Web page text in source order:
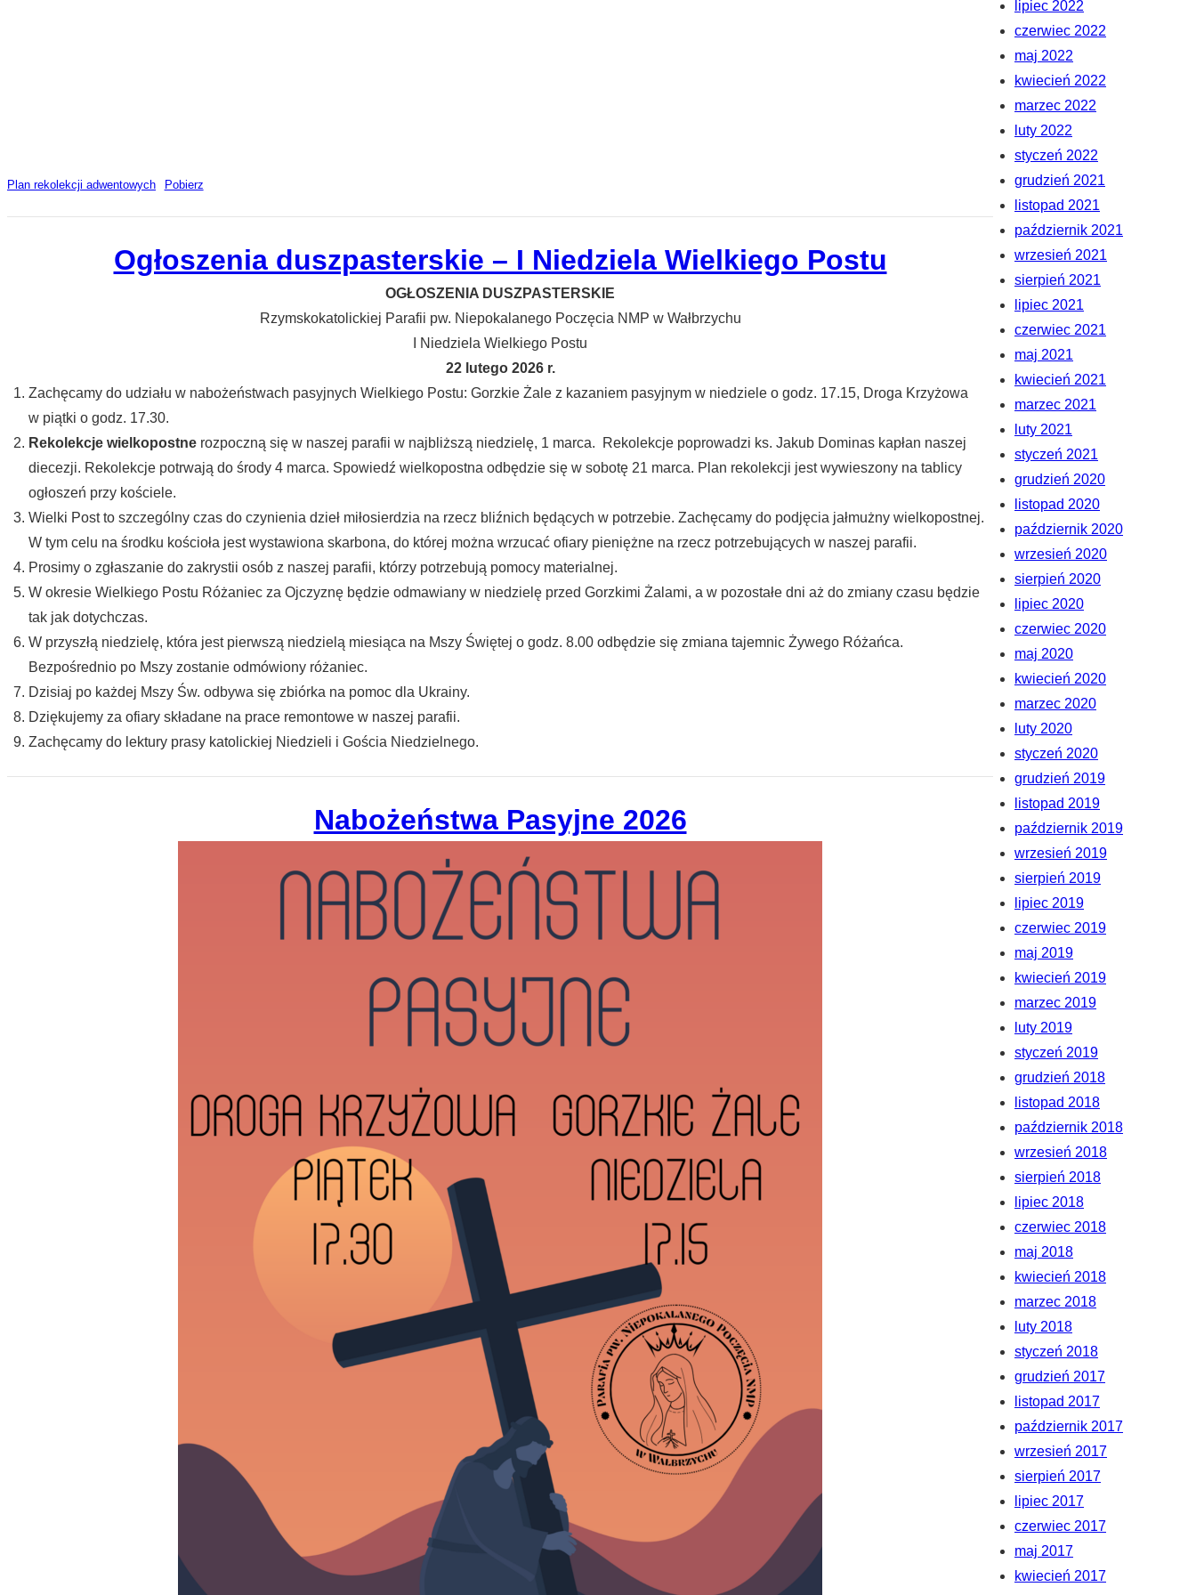
Plan rekolekcji adwentowych Pobierz
Ogłoszenia duszpasterskie – I Niedziela Wielkiego Postu
OGŁOSZENIA DUSZPASTERSKIE
Rzymskokatolickiej Parafii pw. Niepokalanego Poczęcia NMP w Wałbrzychu
I Niedziela Wielkiego Postu
22 lutego 2026 r.
Zachęcamy do udziału w nabożeństwach pasyjnych Wielkiego Postu: Gorzkie Żale z kazaniem pasyjnym w niedziele o godz. 17.15, Droga Krzyżowa
w piątki o godz. 17.30.
Rekolekcje wielkopostne rozpoczną się w naszej parafii w najbliższą niedzielę, 1 marca. Rekolekcje poprowadzi ks. Jakub Dominas kapłan naszej
diecezji. Rekolekcje potrwają do środy 4 marca. Spowiedź wielkopostna odbędzie się w sobotę 21 marca. Plan rekolekcji jest wywieszony na tablicy
ogłoszeń przy kościele.
Wielki Post to szczególny czas do czynienia dzieł miłosierdzia na rzecz bliźnich będących w potrzebie. Zachęcamy do podjęcia jałmużny wielkopostnej.
W tym celu na środku kościoła jest wystawiona skarbona, do której można wrzucać ofiary pieniężne na rzecz potrzebujących w naszej parafii.
Prosimy o zgłaszanie do zakrystii osób z naszej parafii, którzy potrzebują pomocy materialnej.
W okresie Wielkiego Postu Różaniec za Ojczyznę będzie odmawiany w niedzielę przed Gorzkimi Żalami, a w pozostałe dni aż do zmiany czasu będzie
tak jak dotychczas.
W przyszłą niedzielę, która jest pierwszą niedzielą miesiąca na Mszy Świętej o godz. 8.00 odbędzie się zmiana tajemnic Żywego Różańca.
Bezpośrednio po Mszy zostanie odmówiony różaniec.
Dzisiaj po każdej Mszy Św. odbywa się zbiórka na pomoc dla Ukrainy.
Dziękujemy za ofiary składane na prace remontowe w naszej parafii.
Zachęcamy do lektury prasy katolickiej Niedzieli i Gościa Niedzielnego.
Nabożeństwa Pasyjne 2026
lipiec 2022
czerwiec 2022
maj 2022
kwiecień 2022
marzec 2022
luty 2022
styczeń 2022
grudzień 2021
listopad 2021
październik 2021
wrzesień 2021
sierpień 2021
lipiec 2021
czerwiec 2021
maj 2021
kwiecień 2021
marzec 2021
luty 2021
styczeń 2021
grudzień 2020
listopad 2020
październik 2020
wrzesień 2020
sierpień 2020
lipiec 2020
czerwiec 2020
maj 2020
kwiecień 2020
marzec 2020
luty 2020
styczeń 2020
grudzień 2019
listopad 2019
październik 2019
wrzesień 2019
sierpień 2019
lipiec 2019
czerwiec 2019
maj 2019
kwiecień 2019
marzec 2019
luty 2019
styczeń 2019
grudzień 2018
listopad 2018
październik 2018
wrzesień 2018
sierpień 2018
lipiec 2018
czerwiec 2018
maj 2018
kwiecień 2018
marzec 2018
luty 2018
styczeń 2018
grudzień 2017
listopad 2017
październik 2017
wrzesień 2017
sierpień 2017
lipiec 2017
czerwiec 2017
maj 2017
kwiecień 2017